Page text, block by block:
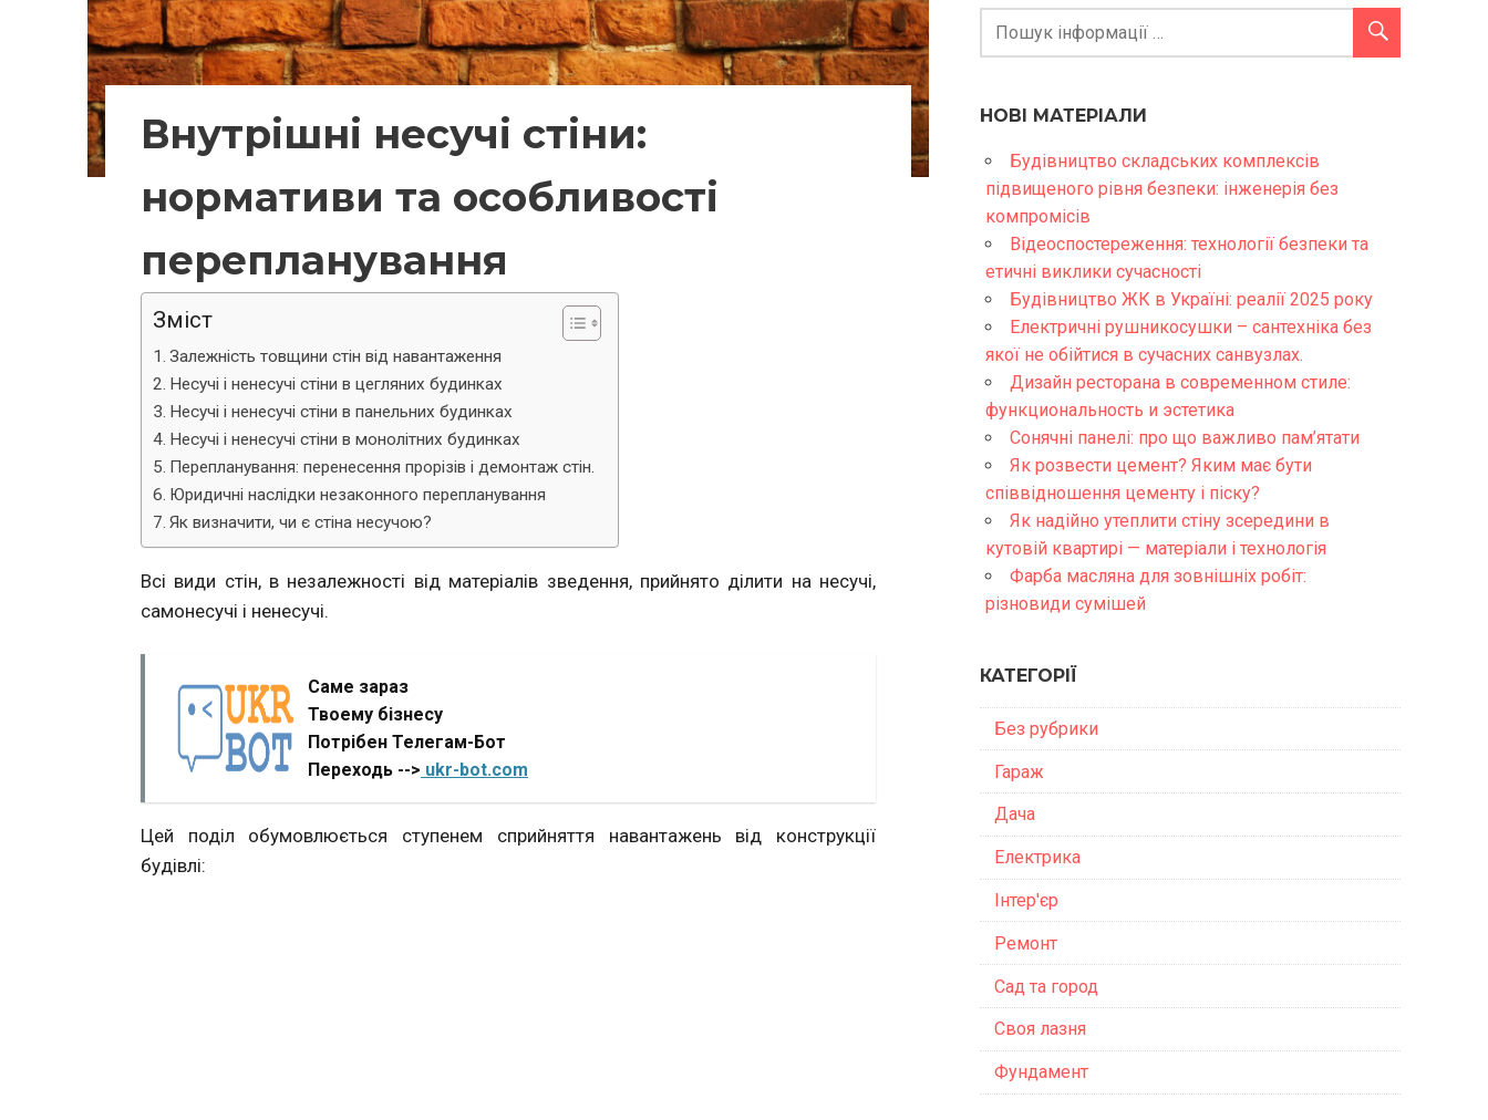
Внутрішні несучі стіни:
нормативи та особливості
перепланування
Зміст
Залежність товщини стін від навантаження
Несучі і ненесучі стіни в цегляних будинках
Несучі і ненесучі стіни в панельних будинках
Несучі і ненесучі стіни в монолітних будинках
Перепланування: перенесення прорізів і демонтаж стін.
Юридичні наслідки незаконного перепланування
Як визначити, чи є стіна несучою?
Всі види стін, в незалежності від матеріалів зведення, прийнято ділити на несучі,
самонесучі і ненесучі.
Саме зараз
Твоему бізнесу
Потрібен Телегам-Бот
Переходь --> ukr-bot.com
Цей поділ обумовлюється ступенем сприйняття навантажень від конструкції
будівлі:
НОВІ МАТЕРІАЛИ
Будівництво складських комплексів
підвищеного рівня безпеки: інженерія без
компромісів
Відеоспостереження: технології безпеки та
етичні виклики сучасності
Будівництво ЖК в Україні: реалії 2025 року
Електричні рушникосушки – сантехніка без
якої не обійтися в сучасних санвузлах.
Дизайн ресторана в современном стиле:
функциональность и эстетика
Сонячні панелі: про що важливо пам’ятати
Як розвести цемент? Яким має бути
співвідношення цементу і піску?
Як надійно утеплити стіну зсередини в
кутовій квартирі — матеріали і технологія
Фарба масляна для зовнішніх робіт:
різновиди сумішей
КАТЕГОРІЇ
Без рубрики
Гараж
Дача
Електрика
Інтер'єр
Ремонт
Сад та город
Своя лазня
Фундамент